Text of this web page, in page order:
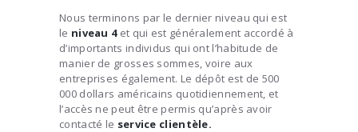
Nous terminons par le dernier niveau qui est
le niveau 4et qui est généralement accordé à
d’importants individus qui ont l’habitude de
manier de grosses sommes, voire aux
entreprises également. Le dépôt est de 500
000 dollars américains quotidiennement, et
l’accès ne peut être permis qu’après avoir
contacté le service clientèle.